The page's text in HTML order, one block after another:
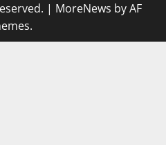
| MoreNews by AF